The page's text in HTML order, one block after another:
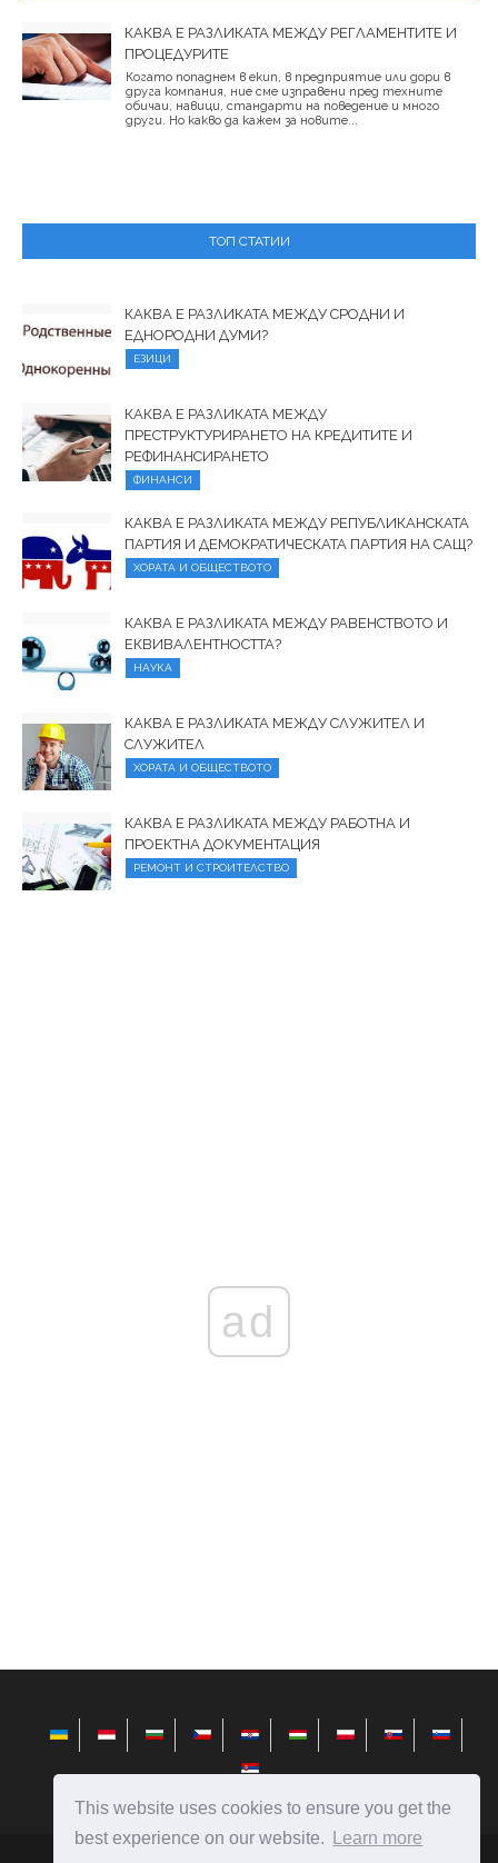
This website uses cookies to ensure you get the
best experience on our website.
Learn more
КАКВА Е РАЗЛИКАТА МЕЖДУ РЕГЛАМЕНТИТЕ И
ПРОЦЕДУРИТЕ
Когато попаднем в екип, в предприятие или дори в
друга компания, ние сме изправени пред техните
обичаи, навици, стандарти на поведение и много
други. Но какво да кажем за новите...
ТОП СТАТИИ
КАКВА Е РАЗЛИКАТА МЕЖДУ СРОДНИ И
ЕДНОРОДНИ ДУМИ?
ЕЗИЦИ
КАКВА Е РАЗЛИКАТА МЕЖДУ
ПРЕСТРУКТУРИРАНЕТО НА КРЕДИТИТЕ И
РЕФИНАНСИРАНЕТО
ФИНАНСИ
КАКВА Е РАЗЛИКАТА МЕЖДУ РЕПУБЛИКАНСКАТА
ПАРТИЯ И ДЕМОКРАТИЧЕСКАТА ПАРТИЯ НА САЩ?
ХОРАТА И ОБЩЕСТВОТО
КАКВА Е РАЗЛИКАТА МЕЖДУ РАВЕНСТВОТО И
ЕКВИВАЛЕНТНОСТТА?
НАУКА
КАКВА Е РАЗЛИКАТА МЕЖДУ СЛУЖИТЕЛ И
СЛУЖИТЕЛ
ХОРАТА И ОБЩЕСТВОТО
КАКВА Е РАЗЛИКАТА МЕЖДУ РАБОТНА И
ПРОЕКТНА ДОКУМЕНТАЦИЯ
РЕМОНТ И СТРОИТЕЛСТВО
ad